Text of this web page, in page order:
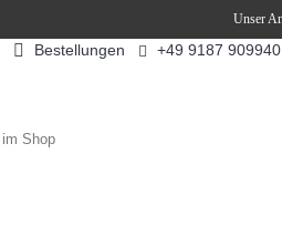
Unser
Bestellungen +49 9187 909940